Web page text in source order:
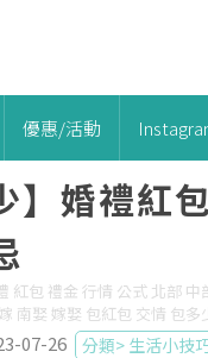
優惠/活動
】婚禮紅
紅包 禮金 行情 公式 北部
南娶 嫁娶 包紅包 交情 包多
07-26 分類> 生活小技